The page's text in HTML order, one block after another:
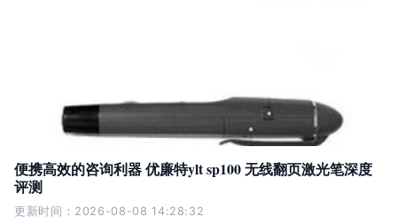
便携高效的咨询利器 优廉特ylt sp100 无线翻页激光笔深度
评测
更新时间：2026-08-08 14:28:32